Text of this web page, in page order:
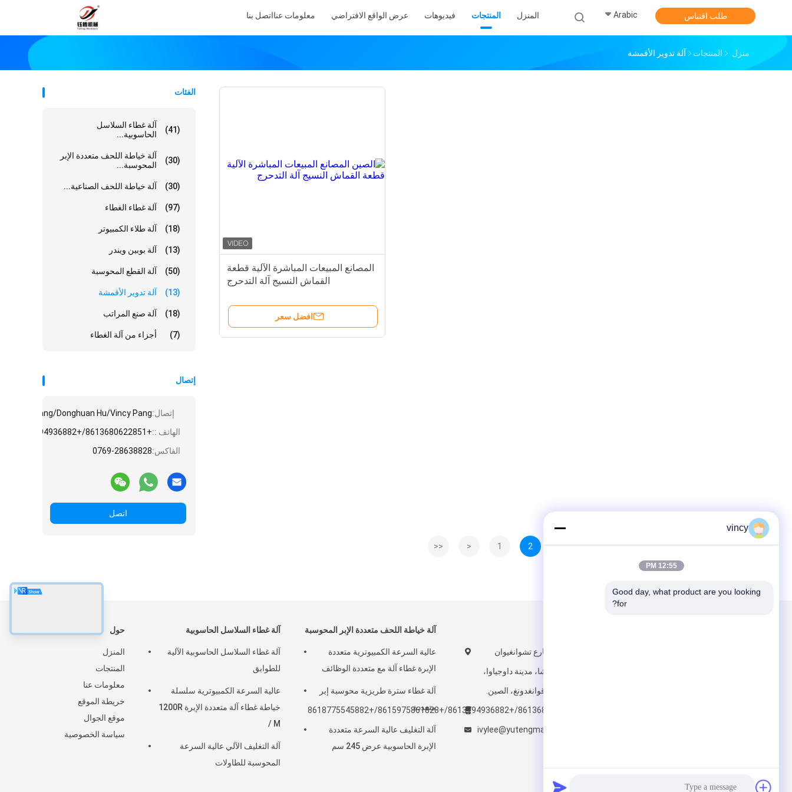
المنزل المنتجات فيديوهات عرض الواقع الافتراضي معلومات عنااتصل بنا Arabic طلب اقتباس
منزل المنتجات آلة تدوير الأقمشة
الفئات
آلة غطاء السلاسل
الحاسوبية...
(41)
آلة خياطة اللحف متعددة الإبر
المحوسبة...
(30)
آلة خياطة اللحف الصناعية... (30)
آلة غطاء الغطاء (97)
آلة طلاء الكمبيوتر (18)
آلة بوبين ويندر (13)
آلة القطع المحوسبة (50)
آلة تدوير الأقمشة (13)
آلة صنع المراتب (18)
أجزاء من آلة الغطاء (7)
إتصال
إتصال:Huang/Donghuan Hu/Vincy Pang
الهاتف ::+8613680622851/+8613794936882/+8615975861828/+8618775545882
الفاكس:0769-28638828
اتصل
المصانع المبيعات المباشرة الآلية قطعة
القماش النسيج آلة التدحرج
افضل سعر
<< < 1 2
حول
المنزل
المنتجات
معلومات عنا
خريطة الموقع
موقع الجوال
سياسة الخصوصية
آلة غطاء السلاسل الحاسوبية
آلة غطاء السلاسل الحاسوبية الآلية
للطوابق
عالية السرعة الكمبيوترية سلسلة
خياطة غطاء آلة متعددة الإبرة 1200R
/ M
آلة التغليف الآلي عالية السرعة
المحوسبة للطاولات
آلة خياطة اللحف متعددة الإبر المحوسبة
عالية السرعة الكمبيوترية متعددة
الإبرة غطاء آلة مع متعددة الوظائف
آلة غطاء سترة طريزية محوسبة إبر
متعددة
آلة التغليف عالية السرعة متعددة
الإبرة الحاسوبية عرض 245 سم
لا، لا، لا1، شارع تشوانغيوان
الثامن، دالوشا، مدينة داوجياوا،
دونغغغوان، قوانغدونغ، الصين.
ivylee@yutengmachine.com
vincy
12:55 PM
Good day, what product are you looking
for?